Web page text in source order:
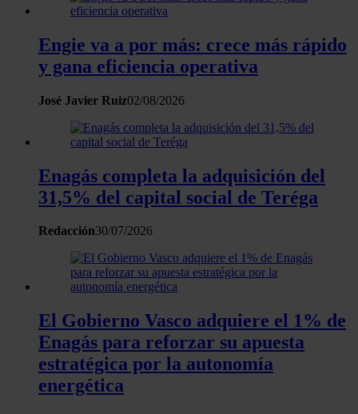
consentimiento en cualquier momento en la Declaración
de cookies.
Las cookies de este sitio web se usan para personalizar
el contenido y los anuncios, ofrecer funciones de redes
información sobre el uso que haga del sitio web con
nuestros partners de redes sociales, publicidad y análisis
web, quienes pueden combinarla con otra información
que les haya proporcionado o que hayan recopilado a
partir del uso que haya hecho de sus servicios.
Engie va a por más: crece más rápido
y gana eficiencia operativa
José Javier Ruiz02/08/2026
Enagás completa la adquisición del
31,5% del capital social de Teréga
Redacción30/07/2026
El Gobierno Vasco adquiere el 1% de
Enagás para reforzar su apuesta
estratégica por la autonomía
energética